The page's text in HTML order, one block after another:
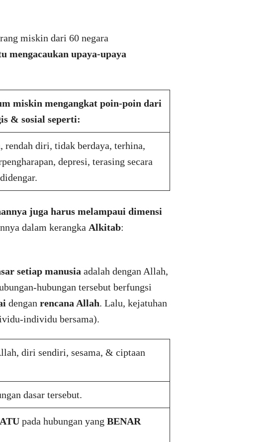
miskin dari 60 negara
mengacaukan upaya-upaya
miskin mengangkat poin-poin dari
& sosial seperti:
rendah diri, tidak berdaya, terhina,
depresi, terasing secara
juga harus melampaui dimensi
dalam kerangka Alkitab:
setiap manusia adalah dengan Allah,
hubungan tersebut berfungsi
dengan rencana Allah. Lalu, kejatuhan
individu bersama).
diri sendiri, sesama, & ciptaan
dasar tersebut.
pada hubungan yang BENAR